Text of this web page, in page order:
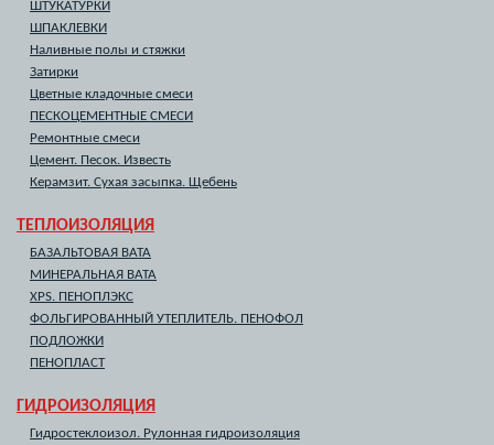
ШТУКАТУРКИ
ШПАКЛЕВКИ
Наливные полы и стяжки
Затирки
Цветные кладочные смеси
ПЕСКОЦЕМЕНТНЫЕ СМЕСИ
Ремонтные смеси
Цемент. Песок. Известь
Керамзит. Сухая засыпка. Щебень
ТЕПЛОИЗОЛЯЦИЯ
БАЗАЛЬТОВАЯ ВАТА
МИНЕРАЛЬНАЯ ВАТА
XPS. ПЕНОПЛЭКС
ФОЛЬГИРОВАННЫЙ УТЕПЛИТЕЛЬ. ПЕНОФОЛ
ПОДЛОЖКИ
ПЕНОПЛАСТ
ГИДРОИЗОЛЯЦИЯ
Гидростеклоизол. Рулонная гидроизоляция